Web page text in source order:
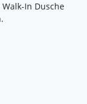
In Dusche